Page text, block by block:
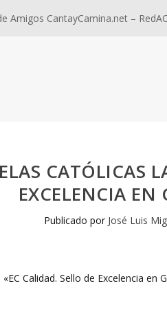
Amigos CantayCamina.net –
CATÓLICAS
EXCELENCIA EN
Publicado por José Luis